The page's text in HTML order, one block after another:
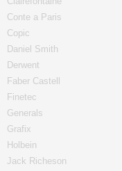
Conte a Paris
Copic
Daniel Smith
Derwent
Faber Castell
Finetec
Generals
Grafix
Holbein
Jack Richeson